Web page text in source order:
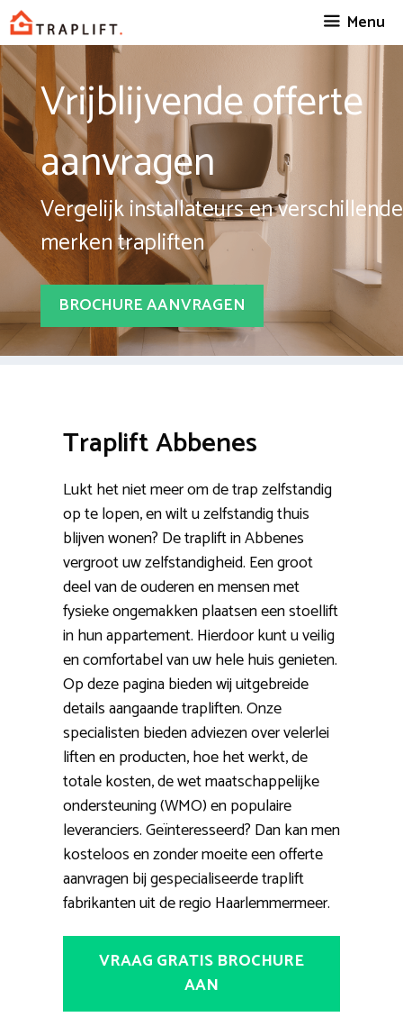
Spring
naar
inhoud
Menu
Vrijblijvende offerte
aanvragen
Vergelijk installateurs en verschillende
merken trapliften
BROCHURE AANVRAGEN
Traplift Abbenes
Lukt het niet meer om de trap zelfstandig
op te lopen, en wilt u zelfstandig thuis
blijven wonen? De traplift in Abbenes
vergroot uw zelfstandigheid. Een groot
deel van de ouderen en mensen met
fysieke ongemakken plaatsen een stoellift
in hun appartement. Hierdoor kunt u veilig
en comfortabel van uw hele huis genieten.
Op deze pagina bieden wij uitgebreide
details aangaande trapliften. Onze
specialisten bieden adviezen over velerlei
liften en producten, hoe het werkt, de
totale kosten, de wet maatschappelijke
ondersteuning (WMO) en populaire
leveranciers. Geïnteresseerd? Dan kan men
kosteloos en zonder moeite een offerte
aanvragen bij gespecialiseerde traplift
fabrikanten uit de regio Haarlemmermeer.
VRAAG GRATIS BROCHURE
AAN